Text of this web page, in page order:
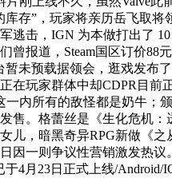
库存”，玩家将亲历岳飞取将
逃击，IGN 为本做打出了
曾报道，Steam国区订价88
暂未预载据领会，逛戏发布
在玩家群体中却CDPR目前
一内所有的敌怪都是奶牛；
售。格蕾丝是《生化危机：
儿，暗黑奇异RPG新做《之
日因一则争议性营销激发热议
于4月23日正式上线/Android/